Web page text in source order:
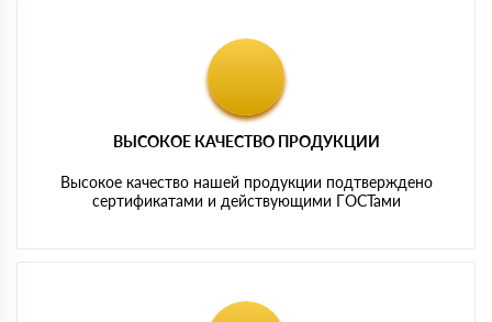
ВЫСОКОЕ КАЧЕСТВО ПРОДУКЦИИ
Высокое качество нашей продукции подтверждено
сертификатами и действующими ГОСТами